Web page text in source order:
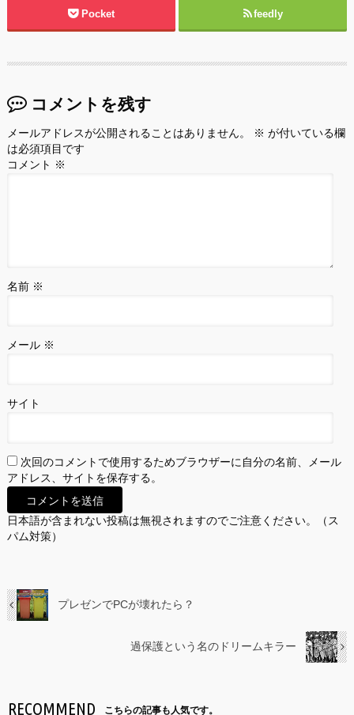
Pocket feedly
コメントを残す
メールアドレスが公開されることはありません。 ※ が付いている欄
は必須項目です
コメント ※
名前 ※
メール ※
サイト
次回のコメントで使用するためブラウザーに自分の名前、メール
アドレス、サイトを保存する。
日本語が含まれない投稿は無視されますのでご注意ください。（ス
パム対策）
プレゼンでPCが壊れたら？
過保護という名のドリームキラー
RECOMMEND こちらの記事も人気です。